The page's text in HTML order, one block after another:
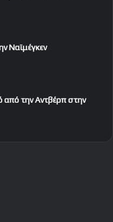
Ναϊμέγκεν
από την Αντβέρπ στην